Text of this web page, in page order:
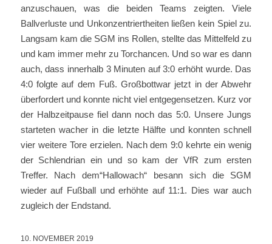
anzuschauen, was die beiden Teams zeigten. Viele
Ballverluste und Unkonzentriertheiten ließen kein Spiel zu.
Langsam kam die SGM ins Rollen, stellte das Mittelfeld zu
und kam immer mehr zu Torchancen. Und so war es dann
auch, dass innerhalb 3 Minuten auf 3:0 erhöht wurde. Das
4:0 folgte auf dem Fuß. Großbottwar jetzt in der Abwehr
überfordert und konnte nicht viel entgegensetzen. Kurz vor
der Halbzeitpause fiel dann noch das 5:0. Unsere Jungs
starteten wacher in die letzte Hälfte und konnten schnell
vier weitere Tore erzielen. Nach dem 9:0 kehrte ein wenig
der Schlendrian ein und so kam der VfR zum ersten
Treffer. Nach dem“Hallowach“ besann sich die SGM
wieder auf Fußball und erhöhte auf 11:1. Dies war auch
zugleich der Endstand.
10. NOVEMBER 2019